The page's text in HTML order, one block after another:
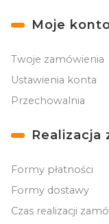
Moje
Twoje zamówienia
Ustawienia konta
Przechowalnia
Realizacja
Formy płatności
Formy dostawy
Czas realizacji